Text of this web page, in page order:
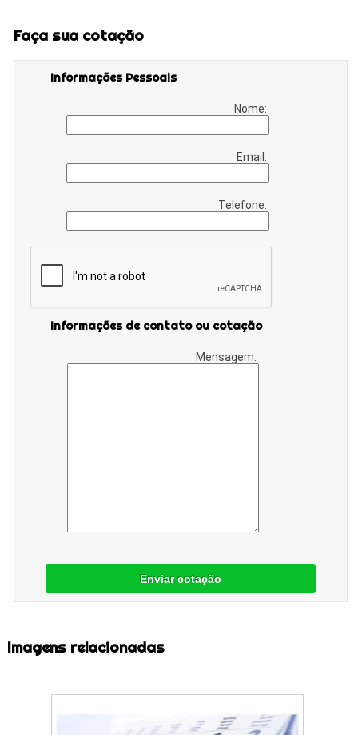
Faça sua cotação
Informações Pessoais
Nome:
Email:
Telefone:
Informações de contato ou cotação
Mensagem:
Enviar cotação
Imagens relacionadas